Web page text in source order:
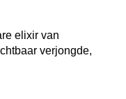
elixir van
verjongde,